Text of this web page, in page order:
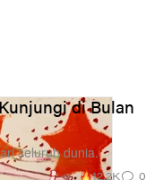
di Bulan
seluruh dunia.
12.2K 0